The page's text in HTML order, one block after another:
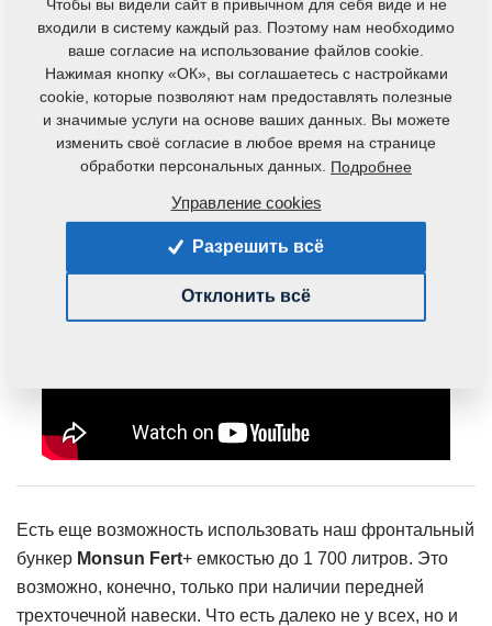
отличную возможность иметь хорошую
производительность и минимум времени на
заполнение. Такой бункер можно установить на все
Digger’ы выпущенные начиная с 2017 года. Такой себе
апгрейд, как сейчас модно говорить, с расширением
возможностей…
Есть еще возможность использовать наш фронтальный
бункер Monsun Fert+ емкостью до 1 700 литров. Это
возможно, конечно, только при наличии передней
трехточечной навески. Что есть далеко не у всех, но и
Чтобы вы видели сайт в привычном для себя виде и не
входили в систему каждый раз. Поэтому нам необходимо
ваше согласие на использование файлов cookie.
Нажимая кнопку «ОК», вы соглашаетесь с настройками
cookie, которые позволяют нам предоставлять полезные
и значимые услуги на основе ваших данных. Вы можете
изменить своё согласие в любое время на странице
обработки персональных данных. Подробнее
Управление cookies
Разрешить всё
Отклонить всё